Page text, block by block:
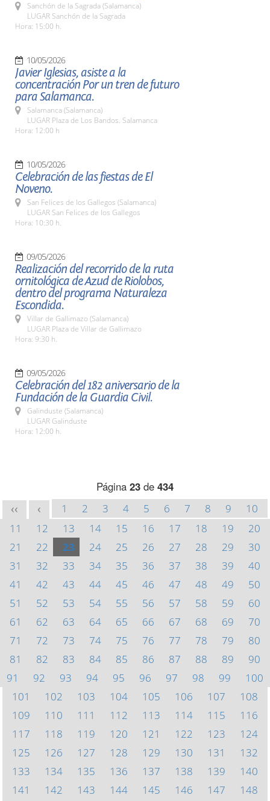
Sanchón de la Sagrada (Salamanca)
LUGAR Sanchón de la Sagrada
Hora: 15:00 h.
10/05/2026
Javier Iglesias, asiste a la
concentración Por un tren de futuro
para Salamanca.
Salamanca (Salamanca)
LUGAR Plaza de Los Bandos. Salamanca
Hora: 12:00 h
10/05/2026
Celebración de las fiestas de El
Noveno.
San Felices de los Gallegos (Salamanca)
LUGAR San Felices de los Gallegos
Hora: 10:30 h.
09/05/2026
Realización del recorrido de la ruta
ornitológica de Azud de Riolobos,
dentro del programa Naturaleza
Escondida.
Villar de Gallimazo (Salamanca)
LUGAR Plaza de Villar de Gallimazo
Hora: 9:30 h.
09/05/2026
Celebración del 182 aniversario de la
Fundación de la Guardia Civil.
Galinduste (Salamanca)
LUGAR Galinduste
Hora: 12:00 h.
Página 23 de 434
<< < 1 2 3 4 5 6 7 8 9
10
11
12 13 14 15 16 17 18 19
20
21
22 23 24 25 26 27 28 29
30
31
32 33 34 35 36 37 38 39
40
41
42 43 44 45 46 47 48 49
50
51
52 53 54 55 56 57 58 59
60
61
62 63 64 65 66 67 68 69
70
71
72 73 74 75 76 77 78 79
80
81
82 83 84 85 86 87 88 89
90
91
92 93 94 95 96 97 98 99
100
101
102 103 104 105 106 107
108
109
110 111 112 113 114 115
116
117
118 119 120 121 122 123
124
125
126 127 128 129 130 131
132
133
134 135 136 137 138 139
140
141
142 143 144 145 146 147
148